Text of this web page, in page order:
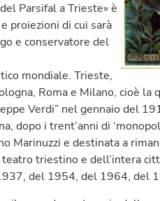
Parsifal a Trieste» è
proiezioni di cui sarà
e conservatore del
mondiale. Trieste,
Roma e Milano, cioè la
Verdi” nel gennaio del
dopo i trent’anni di
Marinuzzi e destinata a
triestino e dell’intera
del 1954, del 1964, del